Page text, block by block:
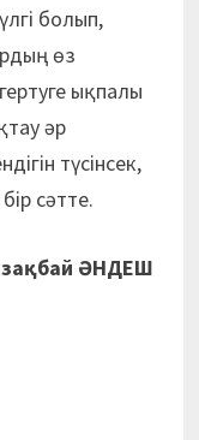
болып,
өз
ықпалы
әр
түсінсек,
сәтте.
ӘНДЕШ